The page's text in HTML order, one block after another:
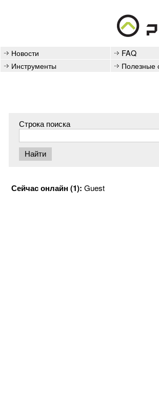
Новости FAQ
Инструменты
Полезные
Строка поиска
Сейчас онлайн (1): Guest